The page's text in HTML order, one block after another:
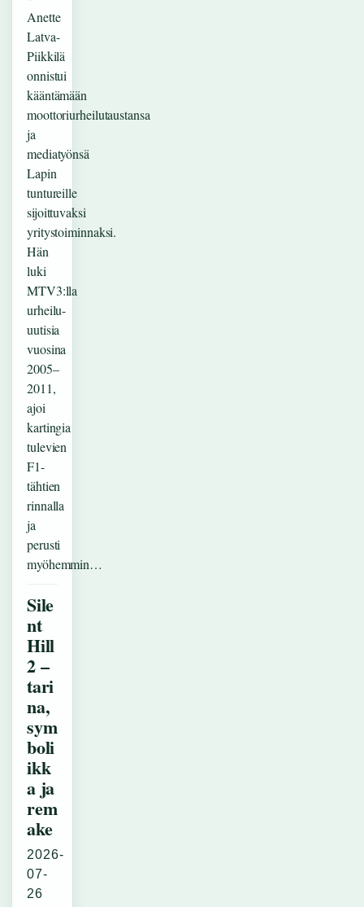
Anette
Latva-
Piikkilä
onnistui
kääntämään
moottoriurheilutaustansa
ja
mediatyönsä
Lapin
tuntureille
sijoittuvaksi
yritystoiminnaksi.
Hän
luki
MTV3:lla
urheilu-
uutisia
vuosina
2005–
2011,
ajoi
kartingia
tulevien
F1-
tähtien
rinnalla
ja
perusti
myöhemmin…
Sile
nt
Hill
2 –
tari
na,
sym
boli
ikk
a ja
rem
ake
2026-
07-
26